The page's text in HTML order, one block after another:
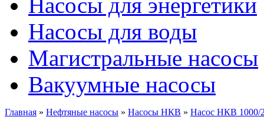
Насосы для воды
Магистральные насосы
Вакуумные насосы
Главная » Нефтяные насосы » Насосы НКВ » Насос НКВ 1000/